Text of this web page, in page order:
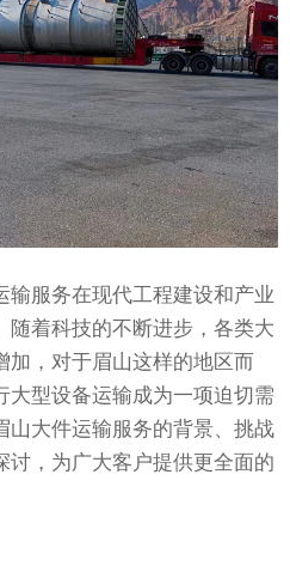
输服务在现代工程建设和产业
随着科技的不断进步，各类大
加，对于眉山这样的地区而
大型设备运输成为一项迫切需
山大件运输服务的背景、挑战
讨，为广大客户提供更全面的